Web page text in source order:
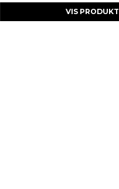
VIS PRODUKT